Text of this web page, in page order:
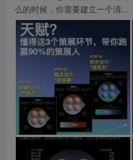
么的时候，你需要建立一个清...